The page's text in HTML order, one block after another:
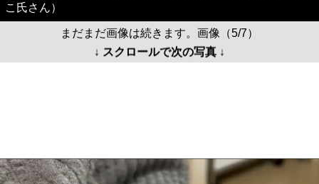
こ氏さん）
まだまだ画像は続きます。画像（5/7）
↓ スクロールで次の写真 ↓